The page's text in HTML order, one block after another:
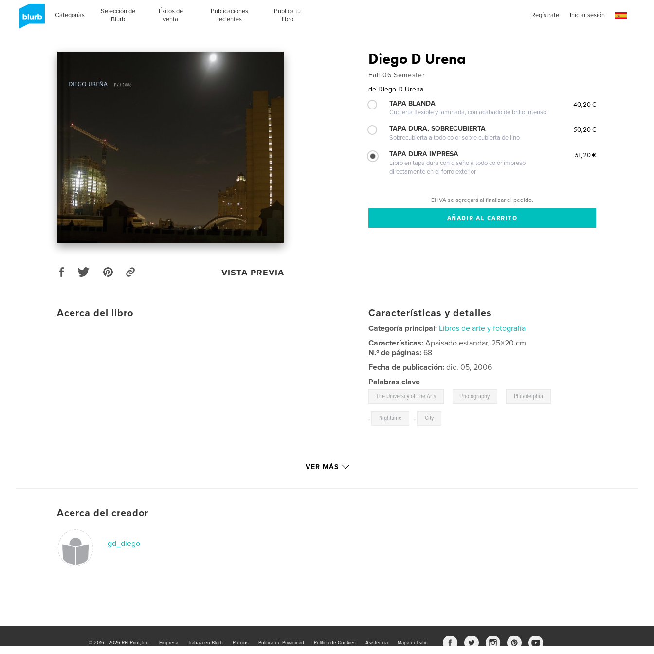
Categorías
Selección de
Blurb
Éxitos de
venta
Publicaciones
recientes
Publica tu
libro
Regístrate Iniciar sesión
VISTA PREVIA
Diego D Urena
Fall 06 Semester
de Diego D Urena
TAPA BLANDA
Cubierta flexible y laminada, con acabado de brillo intenso.
40,20 €
TAPA DURA, SOBRECUBIERTA
Sobrecubierta a todo color sobre cubierta de lino
50,20 €
TAPA DURA IMPRESA
Libro en tapa dura con diseño a todo color impreso
directamente en el forro exterior
51,20 €
El IVA se agregará al finalizar el pedido.
Acerca del libro Características y detalles
Categoría principal: Libros de arte y fotografía
Características:Apaisado estándar, 25×20 cm
N.º de páginas:68
Fecha de publicación: dic. 05, 2006
Palabras clave
The University of The Arts Photography Philadelphia
, Nighttime , City
VER MÁS
Acerca del creador
gd_diego
© 2016 - 2026 RPI Print, Inc. Empresa Trabaja en Blurb Precios Política de Privacidad Política de Cookies Asistencia Mapa del sitio